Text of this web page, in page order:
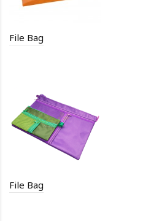
File Bag
File Bag